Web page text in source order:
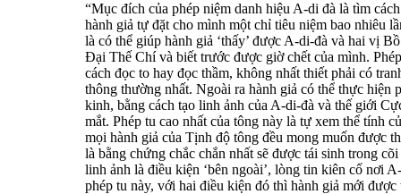
“Mục đích của phép niệm danh hiệu A-di đà là tìm
hành giả tự đặt cho mình một chỉ tiêu niệm bao nhiêu
là có thể giúp hành giả ‘thấy’ được A-di-đà và hai vị
Ðại Thế Chí và biết trước được giờ chết của mình.
cách đọc to hay đọc thầm, không nhất thiết phải có
thông thường nhất. Ngoài ra hành giả có thể thực hiện
kinh, bằng cách tạo linh ảnh của A-di-đà và thế giới
mắt. Phép tu cao nhất của tông này là tự xem thể tính
mọi hành giả của Tịnh độ tông đều mong muốn được
là bằng chứng chắc chắn nhất sẽ được tái sinh trong
linh ảnh là điều kiện ‘bên ngoài’, lòng tin kiên cố nơi
phép tu này, với hai điều kiện đó thì hành giả mới